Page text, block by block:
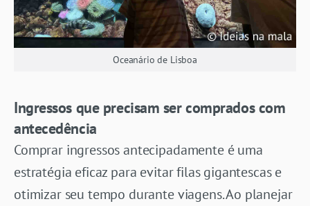
Oceanário de Lisboa
Ingressos que precisam ser comprados com
antecedência
Comprar ingressos antecipadamente é uma
estratégia eficaz para evitar filas gigantescas e
otimizar seu tempo durante viagens. Ao planejar